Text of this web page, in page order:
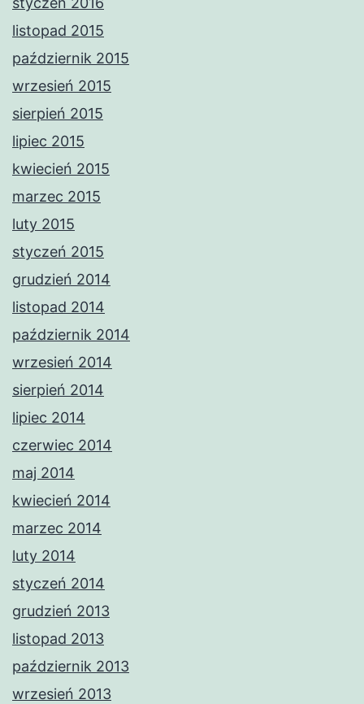
listopad 2015
październik 2015
wrzesień 2015
sierpień 2015
lipiec 2015
kwiecień 2015
marzec 2015
luty 2015
styczeń 2015
grudzień 2014
listopad 2014
październik 2014
wrzesień 2014
sierpień 2014
lipiec 2014
czerwiec 2014
maj 2014
kwiecień 2014
marzec 2014
luty 2014
styczeń 2014
grudzień 2013
listopad 2013
październik 2013
wrzesień 2013